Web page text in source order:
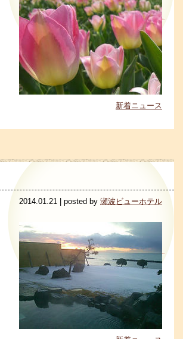
新着ニュース
2014.01.21 | posted by 瀬波ビューホテル